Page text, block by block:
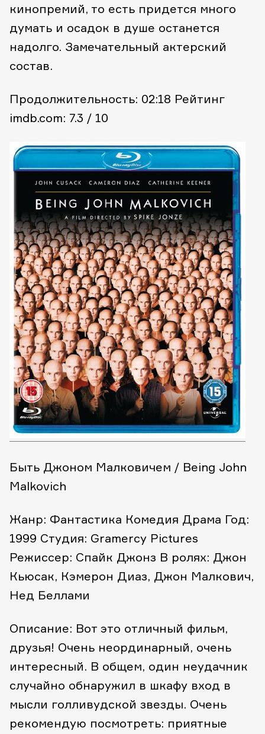
кинопремий, то есть придется много
думать и осадок в душе останется
надолго. Замечательный актерский
состав.
Продолжительность: 02:18 Рейтинг
imdb.com: 7.3 / 10
Быть Джоном Малковичем / Being John
Malkovich
Жанр: Фантастика Комедия Драма Год:
1999 Студия: Gramercy Pictures
Режиссер: Спайк Джонз В ролях: Джон
Кьюсак, Кэмерон Диаз, Джон Малкович,
Нед Беллами
Описание: Вот это отличный фильм,
друзья! Очень неординарный, очень
интересный. В общем, один неудачник
случайно обнаружил в шкафу вход в
мысли голливудской звезды. Очень
рекомендую посмотреть: приятные